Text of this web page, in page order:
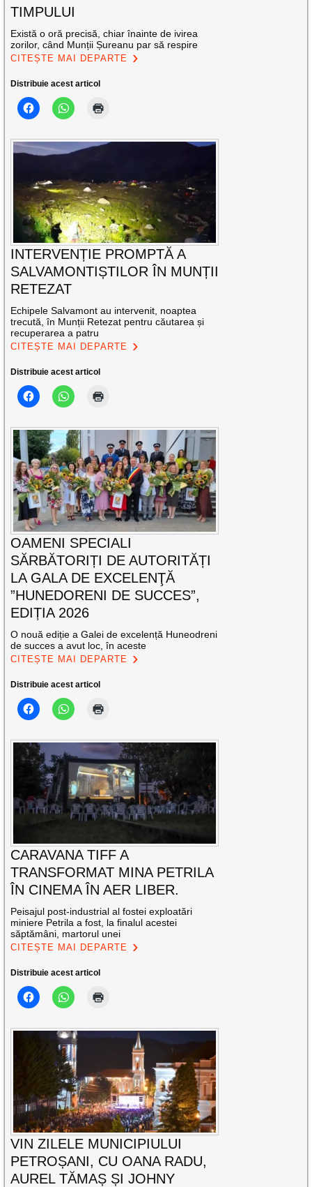
TIMPULUI
Există o oră precisă, chiar înainte de ivirea
zorilor, când Munții Șureanu par să respire
CITEȘTE MAI DEPARTE
Distribuie acest articol
INTERVENȚIE PROMPTĂ A
SALVAMONTIȘTILOR ÎN MUNȚII
RETEZAT
Echipele Salvamont au intervenit, noaptea
trecută, în Munții Retezat pentru căutarea și
recuperarea a patru
CITEȘTE MAI DEPARTE
Distribuie acest articol
OAMENI SPECIALI
SĂRBĂTORIȚI DE AUTORITĂȚI
LA GALA DE EXCELENŢĂ
”HUNEDORENI DE SUCCES”,
EDIȚIA 2026
O nouă ediție a Galei de excelență Huneodreni
de succes a avut loc, în aceste
CITEȘTE MAI DEPARTE
Distribuie acest articol
CARAVANA TIFF A
TRANSFORMAT MINA PETRILA
ÎN CINEMA ÎN AER LIBER.
Peisajul post-industrial al fostei exploatări
miniere Petrila a fost, la finalul acestei
săptămâni, martorul unei
CITEȘTE MAI DEPARTE
Distribuie acest articol
VIN ZILELE MUNICIPIULUI
PETROȘANI, CU OANA RADU,
AUREL TĂMAȘ ȘI JOHNY